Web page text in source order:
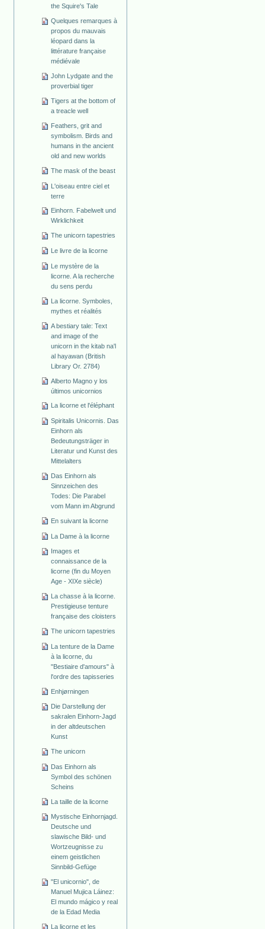
the Squire's Tale
Quelques remarques à
propos du mauvais
léopard dans la
littérature française
médiévale
John Lydgate and the
proverbial tiger
Tigers at the bottom of
a treacle well
Feathers, grit and
symbolism. Birds and
humans in the ancient
old and new worlds
The mask of the beast
L'oiseau entre ciel et
terre
Einhorn. Fabelwelt und
Wirklichkeit
The unicorn tapestries
Le livre de la licorne
Le mystère de la
licorne. A la recherche
du sens perdu
La licorne. Symboles,
mythes et réalités
A bestiary tale: Text
and image of the
unicorn in the kitab na'l
al hayawan (British
Library Or. 2784)
Alberto Magno y los
últimos unicornios
La licorne et l'éléphant
Spiritalis Unicornis. Das
Einhorn als
Bedeutungsträger in
Literatur und Kunst des
Mittelalters
Das Einhorn als
Sinnzeichen des
Todes: Die Parabel
vom Mann im Abgrund
En suivant la licorne
La Dame à la licorne
Images et
connaissance de la
licorne (fin du Moyen
Age - XIXe siècle)
La chasse à la licorne.
Prestigieuse tenture
française des cloisters
The unicorn tapestries
La tenture de la Dame
à la licorne, du
"Bestiaire d'amours" à
l'ordre des tapisseries
Enhjørningen
Die Darstellung der
sakralen Einhorn-Jagd
in der altdeutschen
Kunst
The unicorn
Das Einhorn als
Symbol des schönen
Scheins
La taille de la licorne
Mystische Einhornjagd.
Deutsche und
slawische Bild- und
Wortzeugnisse zu
einem geistlichen
Sinnbild-Gefüge
"El unicornio", de
Manuel Mujica Láinez:
El mundo mágico y real
de la Edad Media
La licorne et les